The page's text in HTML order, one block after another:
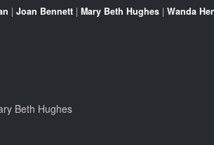
| Joan Bennett | Mary Beth Hughes | Wanda
Beth Hughes